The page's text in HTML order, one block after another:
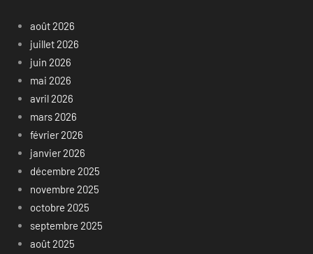
août 2026
juillet 2026
juin 2026
mai 2026
avril 2026
mars 2026
février 2026
janvier 2026
décembre 2025
novembre 2025
octobre 2025
septembre 2025
août 2025